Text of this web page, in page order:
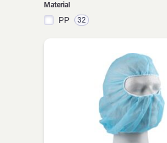
Material
PP 32